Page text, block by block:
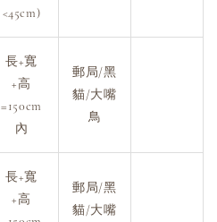
<45cm)
長+寬
+高
=150cm
內
郵局/黑
貓/大嘴
鳥
長+寬
+高
郵局/黑
貓/大嘴